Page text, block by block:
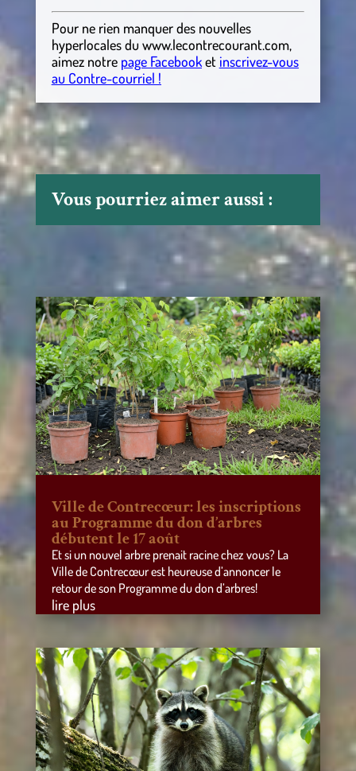
Pour ne rien manquer des nouvelles
hyperlocalesdu www.lecontrecourant.com,
aimez notre page Facebooket inscrivez-vous
au Contre-courriel !
Vous pourriez aimer aussi :
Ville de Contrecœur: les inscriptions
au Programme du don d’arbres
débutent le 17 août
Et si un nouvel arbre prenait racine chez vous? La
Ville de Contrecœur est heureuse d’annoncer le
retour de son Programme du don d’arbres!
lire plus